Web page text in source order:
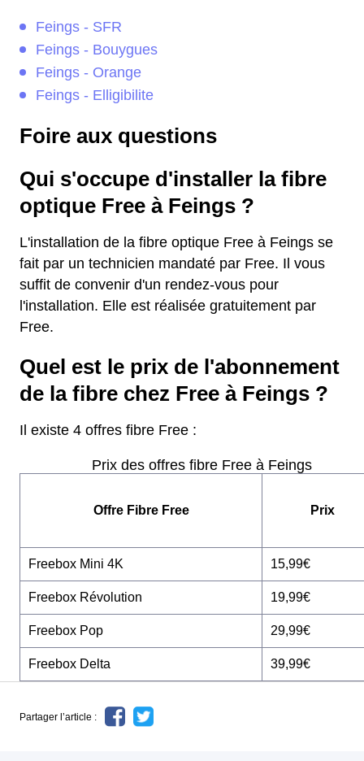
Feings - SFR
Feings - Bouygues
Feings - Orange
Feings - Elligibilite
Foire aux questions
Qui s'occupe d'installer la fibre
optique Free à Feings ?
L'installation de la fibre optique Free à Feings se
fait par un technicien mandaté par Free. Il vous
suffit de convenir d'un rendez-vous pour
l'installation. Elle est réalisée gratuitement par
Free.
Quel est le prix de l'abonnement
de la fibre chez Free à Feings ?
Il existe 4 offres fibre Free :
Prix des offres fibre Free à Feings
Offre Fibre Free Prix
Freebox Mini 4K 15,99€
Freebox Révolution 19,99€
Freebox Pop 29,99€
Freebox Delta 39,99€
Partager l’article :